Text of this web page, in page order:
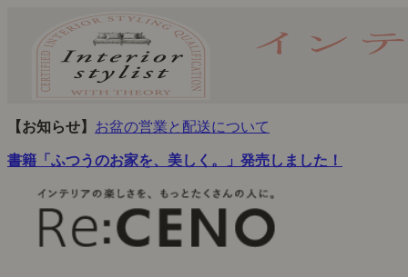
【お知らせ】 お盆の営業と配送について
書籍「ふつうのお家を、美しく。」発売しました！